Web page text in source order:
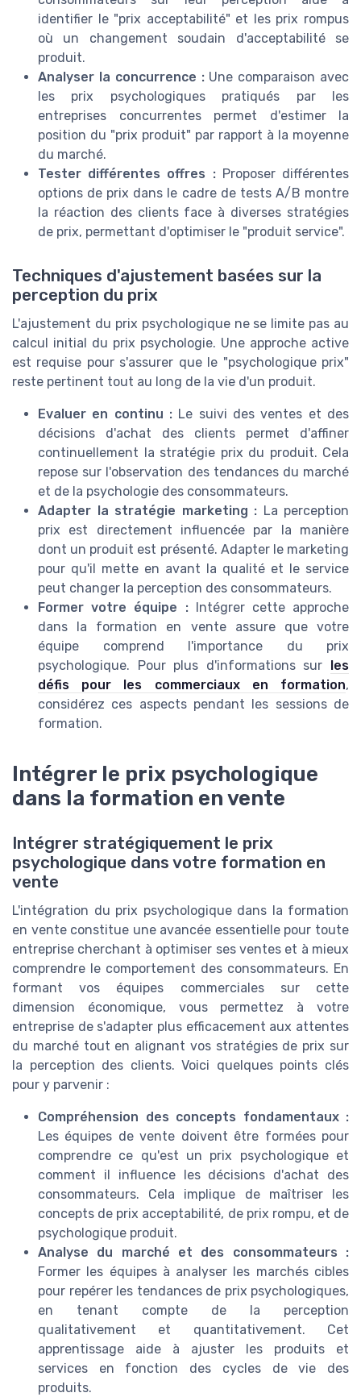
identifier le "prix acceptabilité" et les prix rompus
où un changement soudain d'acceptabilité se
produit.
Analyser la concurrence :Une comparaison avec
les prix psychologiques pratiqués par les
entreprises concurrentes permet d'estimer la
position du "prix produit" par rapport à la moyenne
du marché.
Tester différentes offres :Proposer différentes
options de prix dans le cadre de tests A/B montre
la réaction des clients face à diverses stratégies
de prix, permettant d'optimiser le "produit service".
Techniques d'ajustement basées sur la
perception du prix
L'ajustement du prix psychologique ne se limite pas au
calcul initial du prix psychologie. Une approche active
est requise pour s'assurer que le "psychologique prix"
reste pertinent tout au long de la vie d'un produit.
Evaluer en continu : Le suivi des ventes et des
décisions d'achat des clients permet d'affiner
continuellement la stratégie prix du produit. Cela
repose sur l'observation des tendances du marché
et de la psychologie des consommateurs.
Adapter la stratégie marketing : La perception
prix est directement influencée par la manière
dont un produit est présenté. Adapter le marketing
pour qu'il mette en avant la qualité et le service
peut changer la perception des consommateurs.
Former votre équipe :Intégrer cette approche
dans la formation en vente assure que votre
équipe comprend l'importance du prix
psychologique. Pour plus d'informations sur les
défis pour les commerciaux en formation,
considérez ces aspects pendant les sessions de
formation.
Intégrer le prix psychologique
dans la formation en vente
Intégrer stratégiquement le prix
psychologique dans votre formation en
vente
L'intégration du prix psychologique dans la formation
en vente constitue une avancée essentielle pour toute
entreprise cherchant à optimiser ses ventes et à mieux
comprendre le comportement des consommateurs. En
formant vos équipes commerciales sur cette
dimension économique, vous permettez à votre
entreprise de s'adapter plus efficacement aux attentes
du marché tout en alignant vos stratégies de prix sur
la perception des clients. Voici quelques points clés
pour y parvenir :
Compréhension des concepts fondamentaux :
Les équipes de vente doivent être formées pour
comprendre ce qu'est un prix psychologique et
comment il influence les décisions d'achat des
consommateurs. Cela implique de maîtriser les
concepts de prix acceptabilité, de prix rompu, et de
psychologique produit.
Analyse du marché et des consommateurs :
Former les équipes à analyser les marchés cibles
pour repérer les tendances de prix psychologiques,
en tenant compte de la perception
qualitativement et quantitativement. Cet
apprentissage aide à ajuster les produits et
services en fonction des cycles de vie des
produits.